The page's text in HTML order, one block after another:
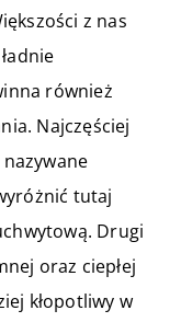
z nas
również
Najczęściej
tutaj
Drugi
oraz ciepłej
kłopotliwy w